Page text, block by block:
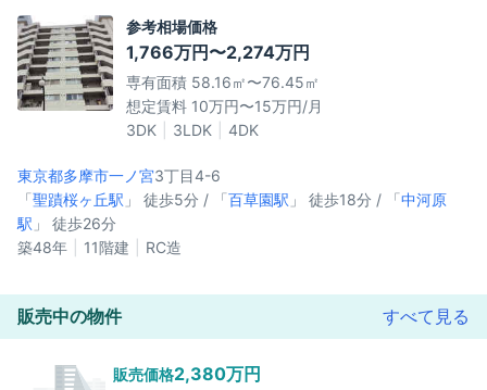
参考相場価格
1,766万円〜2,274万円
専有面積 58.16㎡〜76.45㎡
想定賃料 10万円〜15万円/月
3DK
3LDK 4DK
東京都多摩市一ノ宮3丁目4-6
「聖蹟桜ヶ丘駅 」 徒歩5分 / 「百草園駅 」 徒歩18分 / 「中河原
駅 」 徒歩26分
築48年
11階建 RC造
販売中の物件 すべて見る
販売価格2,380万円